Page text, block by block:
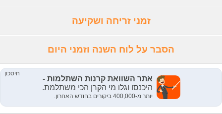
זמני זריחה ושקיעה
הסבר על לוח השנה וזמני היום